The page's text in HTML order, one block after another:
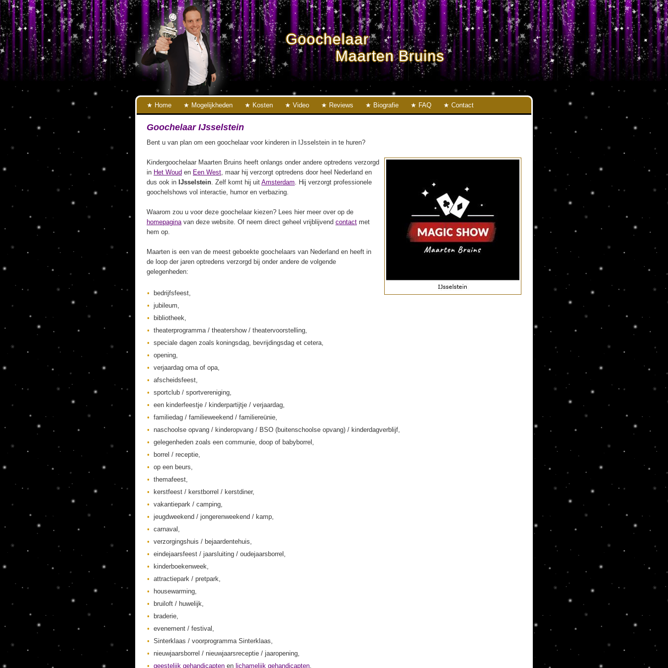
Goochelaar
Maarten Bruins
Home Mogelijkheden Kosten Video Reviews Biografie FAQ Contact
Goochelaar IJsselstein
Bent u van plan om een goochelaar voor kinderen in IJsselstein in te huren?
Kindergoochelaar Maarten Bruins heeft onlangs onder andere optredens verzorgd
in Het Woud en Een West, maar hij verzorgt optredens door heel Nederland en
dus ook in IJsselstein. Zelf komt hij uit Amsterdam. Hij verzorgt professionele
goochelshows vol interactie, humor en verbazing.
Waarom zou u voor deze goochelaar kiezen? Lees hier meer over op de
homepaginavan deze website. Of neem direct geheel vrijblijvend contact met
hem op.
Maarten is een van de meest geboekte goochelaars van Nederland en heeft in
de loop der jaren optredens verzorgd bij onder andere de volgende
gelegenheden:
bedrijfsfeest,
jubileum,
bibliotheek,
theaterprogramma / theatershow / theatervoorstelling,
speciale dagen zoals koningsdag, bevrijdingsdag et cetera,
opening,
verjaardag oma of opa,
afscheidsfeest,
sportclub / sportvereniging,
een kinderfeestje / kinderpartijtje / verjaardag,
familiedag / familieweekend / familiereünie,
naschoolse opvang / kinderopvang / BSO (buitenschoolse opvang) / kinderdagverblijf,
gelegenheden zoals een communie, doop of babyborrel,
borrel / receptie,
op een beurs,
themafeest,
kerstfeest / kerstborrel / kerstdiner,
vakantiepark / camping,
jeugdweekend / jongerenweekend / kamp,
carnaval,
verzorgingshuis / bejaardentehuis,
eindejaarsfeest / jaarsluiting / oudejaarsborrel,
kinderboekenweek,
attractiepark / pretpark,
housewarming,
bruiloft / huwelijk,
braderie,
evenement / festival,
Sinterklaas / voorprogramma Sinterklaas,
nieuwjaarsborrel / nieuwjaarsreceptie / jaaropening,
geestelijk gehandicapten en lichamelijk gehandicapten,